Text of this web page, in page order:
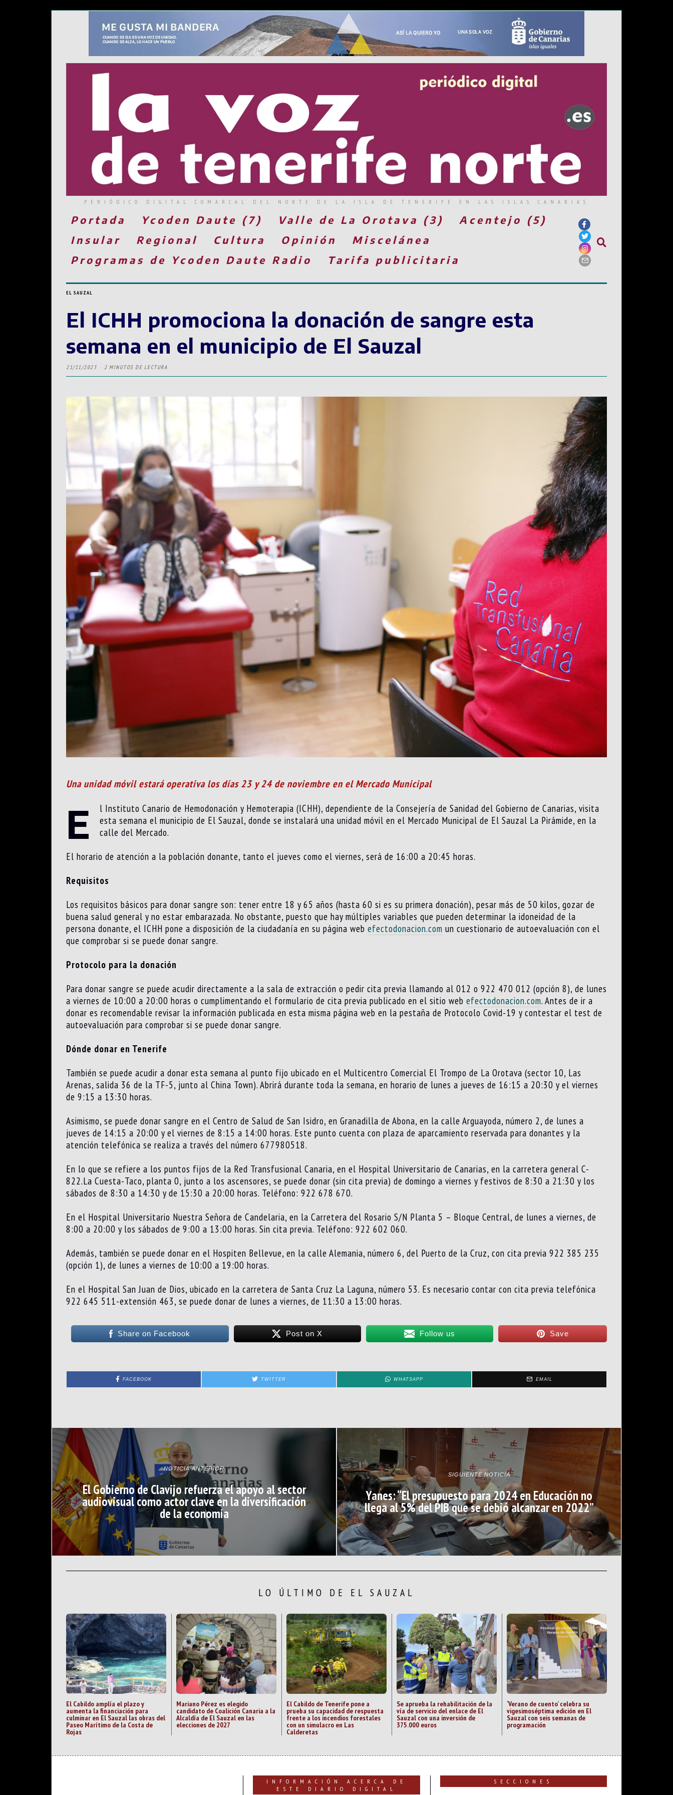
PERIÓDICO DIGITAL COMARCAL DEL NORTE DE LA ISLA DE TENERIFE EN LAS ISLAS CANARIAS
Portada Ycoden Daute (7) Valle de La Orotava (3)
Acentejo (5)
Insular
Regional Cultura Opinión
Miscelánea
Programas de Ycoden Daute Radio
Tarifa publicitaria
EL SAUZAL
El ICHH promociona la donación de sangre esta
semana en el municipio de El Sauzal
21/11/2023 2 MINUTOS DE LECTURA
Una unidad móvil estará operativa los días 23 y 24 de noviembre en el Mercado Municipal
E
l Instituto Canario de Hemodonación y Hemoterapia (ICHH), dependiente de la Consejería de Sanidad del Gobierno de Canarias, visita
esta semana el municipio de El Sauzal, donde se instalará una unidad móvil en el Mercado Municipal de El Sauzal La Pirámide, en la
calle del Mercado.
El horario de atención a la población donante, tanto el jueves como el viernes, será de 16:00 a 20:45 horas.
Requisitos
Los requisitos básicos para donar sangre son: tener entre 18 y 65 años (hasta 60 si es su primera donación), pesar más de 50 kilos, gozar de
buena salud general y no estar embarazada. No obstante, puesto que hay múltiples variables que pueden determinar la idoneidad de la
persona donante, el ICHH pone a disposición de la ciudadanía en su página web efectodonacion.com un cuestionario de autoevaluación con el
que comprobar si se puede donar sangre.
Protocolo para la donación
Para donar sangre se puede acudir directamente a la sala de extracción o pedir cita previa llamando al 012 o 922 470 012 (opción 8), de lunes
a viernes de 10:00 a 20:00 horas o cumplimentando el formulario de cita previa publicado en el sitio web efectodonacion.com. Antes de ir a
donar es recomendable revisar la información publicada en esta misma página web en la pestaña de Protocolo Covid-19 y contestar el test de
autoevaluación para comprobar si se puede donar sangre.
Dónde donar en Tenerife
También se puede acudir a donar esta semana al punto fijo ubicado en el Multicentro Comercial El Trompo de La Orotava (sector 10, Las
Arenas, salida 36 de la TF-5, junto al China Town). Abrirá durante toda la semana, en horario de lunes a jueves de 16:15 a 20:30 y el viernes
de 9:15 a 13:30 horas.
Asimismo, se puede donar sangre en el Centro de Salud de San Isidro, en Granadilla de Abona, en la calle Arguayoda, número 2, de lunes a
jueves de 14:15 a 20:00 y el viernes de 8:15 a 14:00 horas. Este punto cuenta con plaza de aparcamiento reservada para donantes y la
atención telefónica se realiza a través del número 677980518.
En lo que se refiere a los puntos fijos de la Red Transfusional Canaria, en el Hospital Universitario de Canarias, en la carretera general C-
822.La Cuesta-Taco, planta 0, junto a los ascensores, se puede donar (sin cita previa) de domingo a viernes y festivos de 8:30 a 21:30 y los
sábados de 8:30 a 14:30 y de 15:30 a 20:00 horas. Teléfono: 922 678 670.
En el Hospital Universitario Nuestra Señora de Candelaria, en la Carretera del Rosario S/N Planta 5 – Bloque Central, de lunes a viernes, de
8:00 a 20:00 y los sábados de 9:00 a 13:00 horas. Sin cita previa. Teléfono: 922 602 060.
Además, también se puede donar en el Hospiten Bellevue, en la calle Alemania, número 6, del Puerto de la Cruz, con cita previa 922 385 235
(opción 1), de lunes a viernes de 10:00 a 19:00 horas.
En el Hospital San Juan de Dios, ubicado en la carretera de Santa Cruz La Laguna, número 53. Es necesario contar con cita previa telefónica
922 645 511-extensión 463, se puede donar de lunes a viernes, de 11:30 a 13:00 horas.
Share on Facebook Post on X Follow us Save
FACEBOOK TWITTER WHATSAPP EMAIL
NOTICIA ANTERIOR
El Gobierno de Clavijo refuerza el apoyo al sector
audiovisual como actor clave en la diversificación
de la economía
SIGUIENTE NOTICIA
Yanes: “El presupuesto para 2024 en Educación no
llega al 5% del PIB que se debió alcanzar en 2022”
LO ÚLTIMO DE EL SAUZAL
El Cabildo amplía el plazo y
aumenta la financiación para
culminar en El Sauzal las obras del
Paseo Marítimo de la Costa de
Rojas
Mariano Pérez es elegido
candidato de Coalición Canaria a la
Alcaldía de El Sauzal en las
elecciones de 2027
El Cabildo de Tenerife pone a
prueba su capacidad de respuesta
frente a los incendios forestales
con un simulacro en Las
Calderetas
Se aprueba la rehabilitación de la
vía de servicio del enlace de El
Sauzal con una inversión de
375.000 euros
‘Verano de cuento’ celebra su
vigesimoséptima edición en El
Sauzal con seis semanas de
programación
INFORMACIÓN ACERCA DE
ESTE DIARIO DIGITAL
SECCIONES